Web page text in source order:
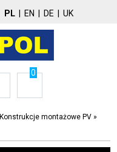
PL EN DE UK
0
Konstrukcje montażowe PV »